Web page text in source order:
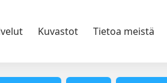
Kuvastot Tietoa meistä